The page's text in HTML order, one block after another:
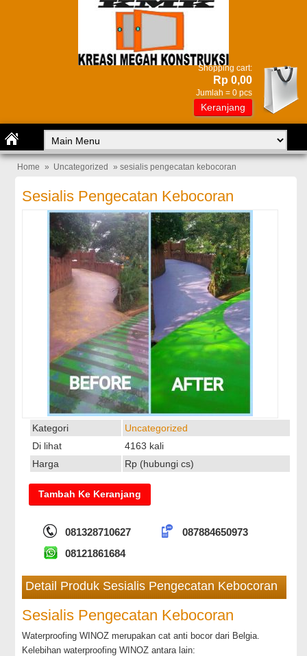
Shopping cart:
Rp 0,00
Jumlah = 0 pcs
Keranjang
Home » Uncategorized » sesialis pengecatan kebocoran
Sesialis Pengecatan Kebocoran
Kategori
Uncategorized
Di lihat
4163 kali
Harga
Rp (hubungi cs)
081328710627
087884650973
08121861684
Detail Produk Sesialis Pengecatan Kebocoran
Sesialis Pengecatan Kebocoran
Waterproofing WINOZ merupakan cat anti bocor dari Belgia.
Kelebihan waterproofing WINOZ antara lain: